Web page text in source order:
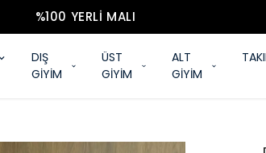
%100 YERLI MALI
DIŞ
GİYİM
ÜST
GİYİM
ALT
GİYİM